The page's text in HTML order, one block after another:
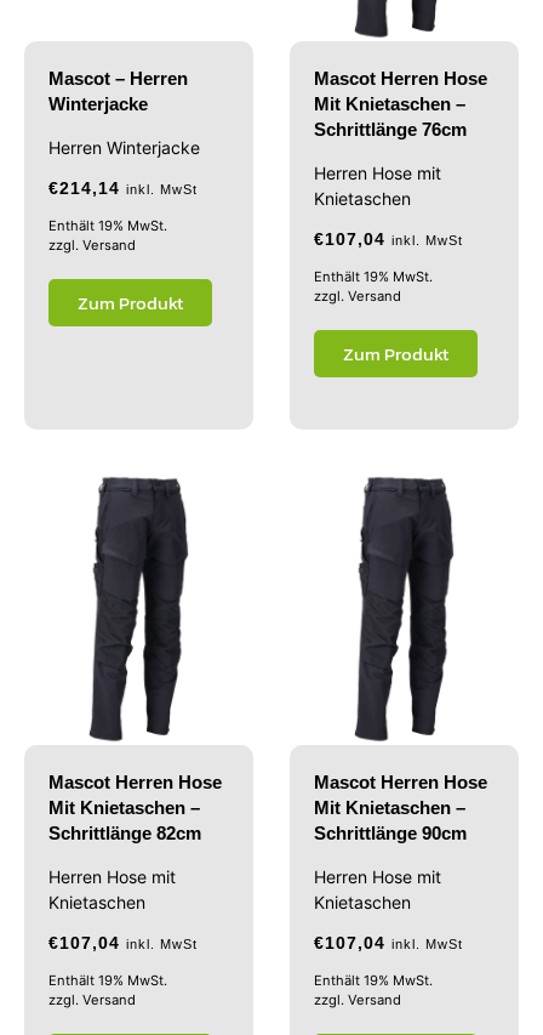
Mascot – Herren
Winterjacke
Herren Winterjacke
€214,14 inkl. MwSt
Enthält 19% MwSt.
zzgl. Versand
Zum Produkt
Mascot Herren Hose
Mit Knietaschen –
Schrittlänge 76cm
Herren Hose mit
Knietaschen
€107,04 inkl. MwSt
Enthält 19% MwSt.
zzgl. Versand
Zum Produkt
Mascot Herren Hose
Mit Knietaschen –
Schrittlänge 82cm
Herren Hose mit
Knietaschen
€107,04 inkl. MwSt
Enthält 19% MwSt.
zzgl. Versand
Mascot Herren Hose
Mit Knietaschen –
Schrittlänge 90cm
Herren Hose mit
Knietaschen
€107,04 inkl. MwSt
Enthält 19% MwSt.
zzgl. Versand